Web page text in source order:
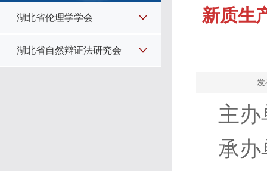
湖北省伦理学学会
湖北省自然辩证法研究会
新质生
主办
承办